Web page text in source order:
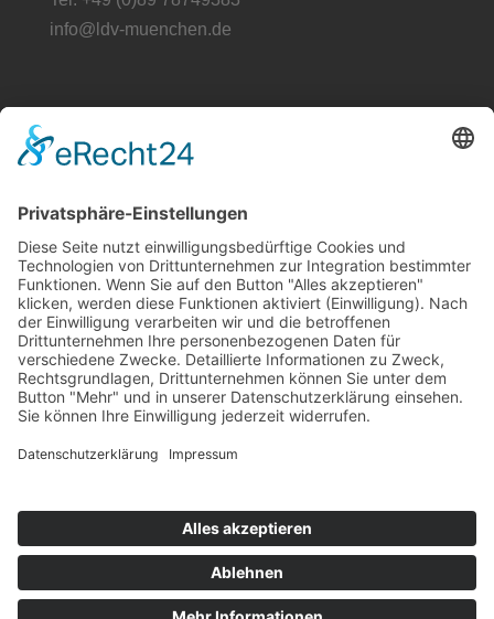
info@ldv-muenchen.de
Schulrichtlinien
Kontakt
Datenschutz